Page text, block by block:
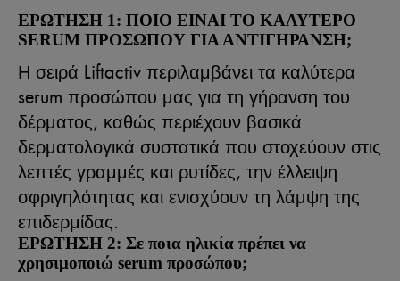
ΕΡΩΤΗΣΗ 1: ΠΟΙΟ ΕΙΝΑΙ ΤΟ ΚΑΛΥΤΕΡΟ
SERUM ΠΡΟΣΩΠΟΥ ΓΙΑ ΑΝΤΙΓΗΡΑΝΣΗ;
Η σειρά Liftactiv περιλαμβάνει τα καλύτερα
serum προσώπου μας για τη γήρανση του
δέρματος, καθώς περιέχουν βασικά
δερματολογικά συστατικά που στοχεύουν στις
λεπτές γραμμές και ρυτίδες, την έλλειψη
σφριγηλότητας και ενισχύουν τη λάμψη της
επιδερμίδας.
ΕΡΩΤΗΣΗ 2: Σε ποια ηλικία πρέπει να
χρησιμοποιώ serum προσώπου;